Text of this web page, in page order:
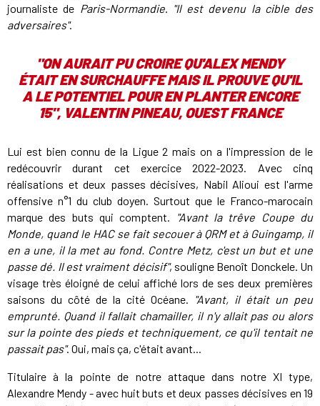
journaliste de Paris-Normandie. "Il est devenu la cible des
adversaires".
"ON AURAIT PU CROIRE QU'ALEX MENDY
ÉTAIT EN SURCHAUFFE MAIS IL PROUVE QU'IL
A LE POTENTIEL POUR EN PLANTER ENCORE
15", VALENTIN PINEAU, OUEST FRANCE
Lui est bien connu de la Ligue 2 mais on a l'impression de le
redécouvrir durant cet exercice 2022-2023. Avec cinq
réalisations et deux passes décisives, Nabil Alioui est l'arme
offensive n°1 du club doyen. Surtout que le Franco-marocain
marque des buts qui comptent.
"Avant la trêve Coupe du
Monde, quand le HAC se fait secouer à QRM et à Guingamp, il
en a une, il la met au fond. Contre Metz, c'est un but et une
passe dé. Il est vraiment décisif", souligne Benoît Donckele. Un
visage très éloigné de celui affiché lors de ses deux premières
saisons du côté de la cité Océane. "Avant, il était un peu
emprunté. Quand il fallait chamailler, il n'y allait pas ou alors
sur la pointe des pieds et techniquement, ce qu'il tentait ne
passait pas". Oui, mais ça, c'était avant...
Titulaire à la pointe de notre attaque dans notre XI type,
Alexandre Mendy - avec huit buts et deux passes décisives en 19